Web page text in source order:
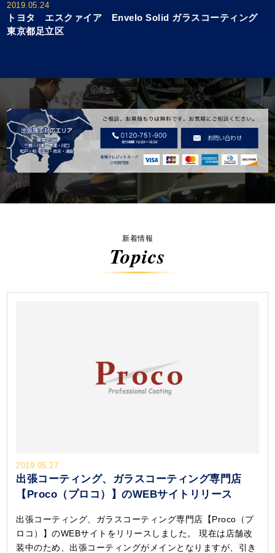
2019.05.24
トヨタ エスクァイア Envelo Solid ガラスコーティング
東京都足立区
新着情報
Topics
2019.05.27
出張コーティング、ガラスコーティング専門店
【Proco（プロコ）】のWEBサイトリリース
出張コーティング、ガラスコーティング専門店【Proco（プ
ロコ）】のWEBサイトをリリースしました。 現在は店舗改
装中のため、出張コーティングがメインとなりますが、引き